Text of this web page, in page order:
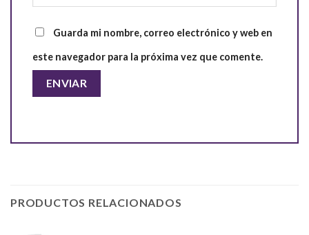
Guarda mi nombre, correo electrónico y web en
este navegador para la próxima vez que comente.
PRODUCTOS RELACIONADOS